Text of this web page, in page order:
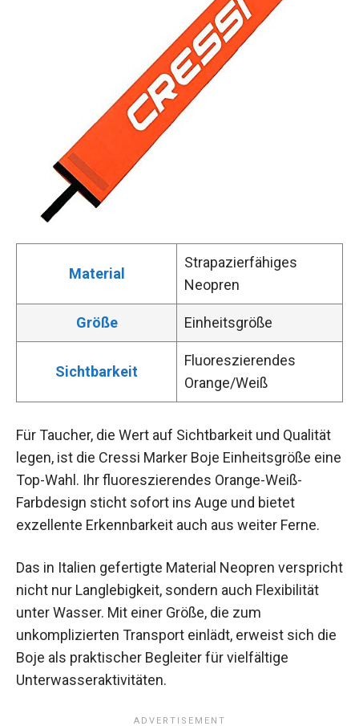
Material
Strapazierfähiges
Neopren
Größe Einheitsgröße
Sichtbarkeit
Fluoreszierendes
Orange/Weiß
Für Taucher, die Wert auf Sichtbarkeit und Qualität
legen, ist die Cressi Marker Boje Einheitsgröße eine
Top-Wahl. Ihr fluoreszierendes Orange-Weiß-
Farbdesign sticht sofort ins Auge und bietet
exzellente Erkennbarkeit auch aus weiter Ferne.
Das in Italien gefertigte Material Neopren verspricht
nicht nur Langlebigkeit, sondern auch Flexibilität
unter Wasser. Mit einer Größe, die zum
unkomplizierten Transport einlädt, erweist sich die
Boje als praktischer Begleiter für vielfältige
Unterwasseraktivitäten.